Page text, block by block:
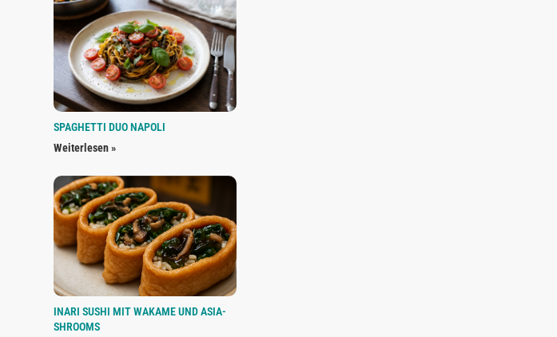
SPAGHETTI DUO NAPOLI
Weiterlesen »
INARI SUSHI MIT WAKAME UND ASIA-
SHROOMS